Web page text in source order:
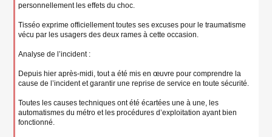
personnellement les effets du choc.
Tisséo exprime officiellement toutes ses excuses pour le traumatisme
vécu par les usagers des deux rames à cette occasion.
Analyse de l’incident :
Depuis hier après-midi, tout a été mis en œuvre pour comprendre la
cause de l’incident et garantir une reprise de service en toute sécurité.
Toutes les causes techniques ont été écartées une à une, les
automatismes du métro et les procédures d’exploitation ayant bien
fonctionné.